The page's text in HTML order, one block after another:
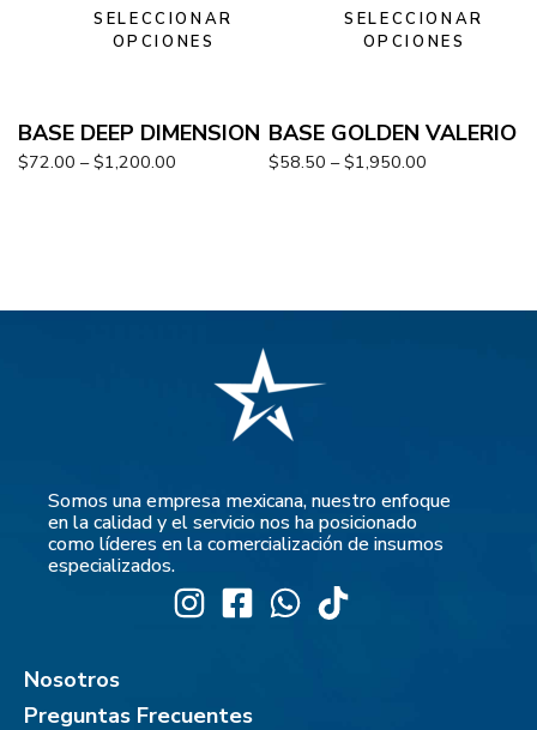
SELECCIONAR
OPCIONES
BASE DEEP DIMENSION
$72.00 – $1,200.00
SELECCIONAR
OPCIONES
BASE GOLDEN VALERIO
$58.50 – $1,950.00
Somos una empresa mexicana, nuestro enfoque
en la calidad y el servicio nos ha posicionado
como líderes en la comercialización de insumos
especializados.
Nosotros
Preguntas Frecuentes